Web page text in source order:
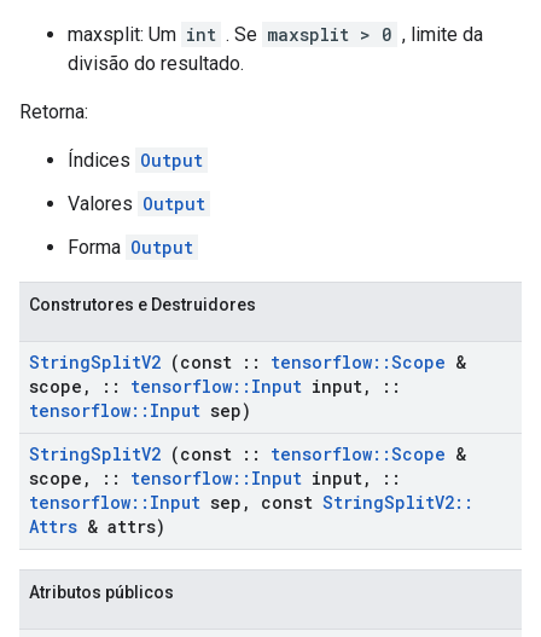
maxsplit: Um int . Se maxsplit > 0 , limite da
divisão do resultado.
Retorna:
Índices Output
Valores Output
Forma Output
Construtores e Destruidores
StringSplitV2 (const :: tensorflow::Scope &
scope , :: tensorflow:: Input input,
::
tensorflow:: Input sep)
StringSplitV2 (const :: tensorflow::Scope &
scope , :: tensorflow:: Input input,
::
tensorflow:: Input sep , const StringSplitV2::
Attrs & attrs)
Atributos públicos